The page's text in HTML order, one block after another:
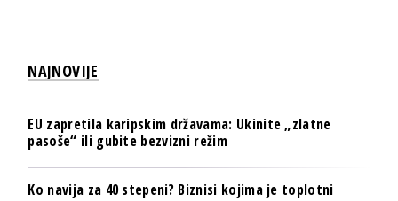
NAJNOVIJE
EU zapretila karipskim državama: Ukinite „zlatne
pasoše“ ili gubite bezvizni režim
Ko navija za 40 stepeni? Biznisi kojima je toplotni